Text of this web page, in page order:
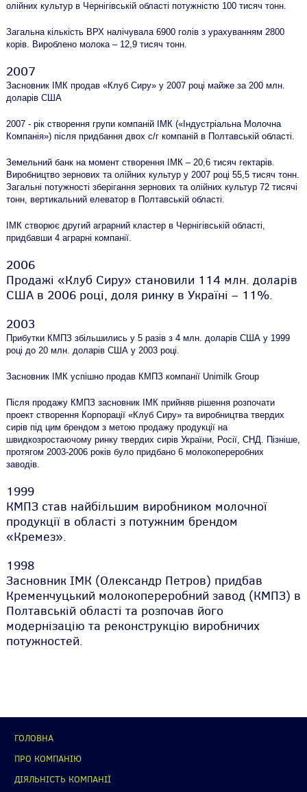
олійних культур в Чернігівській області потужністю 100 тисяч тонн.
Загальна кількість ВРХ налічувала 6900 голів з урахуванням 2800
корів. Вироблено молока – 12,9 тисяч тонн.
2007
Засновник ІМК продав «Клуб Сиру» у 2007 році майже за 200 млн.
доларів США
2007 - рік створення групи компаній ІМК («Індустріальна Молочна
Компанія») після придбання двох с/г компаній в Полтавській області.
Земельний банк на момент створення ІМК – 20,6 тисяч гектарів.
Виробництво зернових та олійних культур у 2007 році 55,5 тисяч тонн.
Загальні потужності зберігання зернових та олійних культур 72 тисячі
тонн, вертикальний елеватор в Полтавській області.
ІМК створює другий аграрний кластер в Чернігівській області,
придбавши 4 аграрні компанії.
2006
Продажі «Клуб Сиру» становили 114 млн. доларів
США в 2006 році, доля ринку в Україні – 11%.
2003
Прибутки КМПЗ збільшились у 5 разів з 4 млн. доларів США у 1999
році до 20 млн. доларів США у 2003 році.
Засновник ІМК успішно продав КМПЗ компанії Unimilk Group
Після продажу КМПЗ засновник ІМК прийняв рішення розпочати
проект створення Корпорації «Клуб Сиру» та виробництва твердих
сирів під цим брендом з метою продажу продукції на
швидкозростаючому ринку твердих сирів України, Росії, СНД. Пізніше,
протягом 2003-2006 років було придбано 6 молокопереробних
заводів.
1999
КМПЗ став найбільшим виробником молочної
продукції в області з потужним брендом
«Кремез».
1998
Засновник ІМК (Олександр Петров) придбав
Кременчуцький молокопереробний завод (КМПЗ) в
Полтавській області та розпочав його
модернізацію та реконструкцію виробничих
потужностей.
ГОЛОВНА
ПРО КОМПАНІЮ
ДІЯЛЬНІСТЬ КОМПАНІЇ